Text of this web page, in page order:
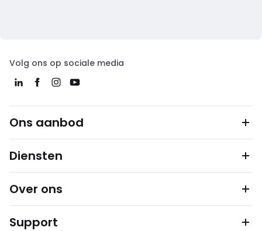
Volg ons op sociale media
Ons aanbod
Diensten
Over ons
Support